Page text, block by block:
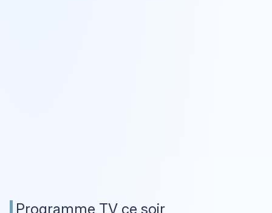
Programme TV ce soir